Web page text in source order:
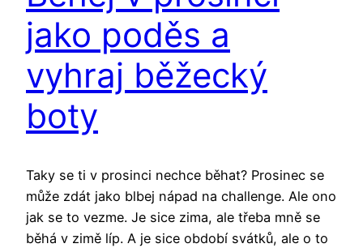
jako poděs a
vyhraj běžecký
boty
Taky se ti v prosinci nechce běhat? Prosinec se
může zdát jako blbej nápad na challenge. Ale ono
jak se to vezme. Je sice zima, ale třeba mně se
běhá v zimě líp. A je sice období svátků, ale o to